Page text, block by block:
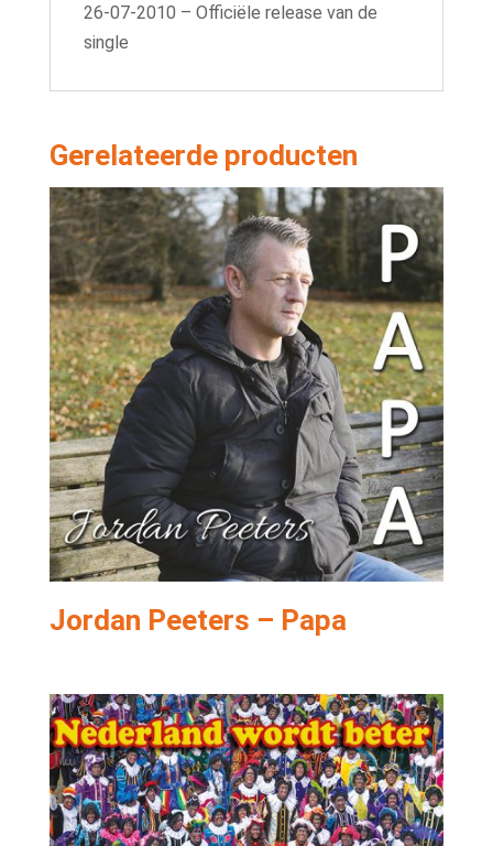
26-07-2010 – Officiële release van de
single
Gerelateerde producten
Jordan Peeters – Papa